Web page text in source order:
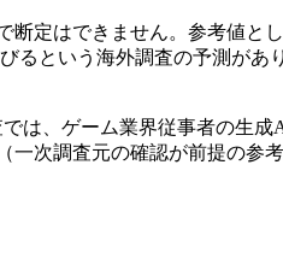
断定はできません。参考値と
るという海外調査の予測が
は、ゲーム業界従事者の生
次調査元の確認が前提の参考